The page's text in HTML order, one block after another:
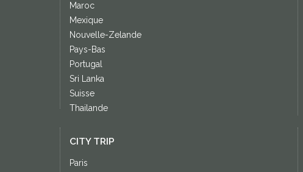
Maroc
Mexique
Nouvelle-Zelande
Pays-Bas
Portugal
Sri Lanka
Suisse
Thailande
CITY TRIP
Paris